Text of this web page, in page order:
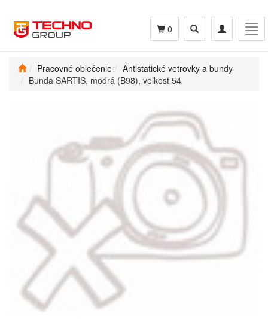
Toggle
navigation
Toggle
search
0
Pracovné oblečenie
Antistatické vetrovky a bundy
Bunda SARTIS, modrá (B98), veľkosť 54